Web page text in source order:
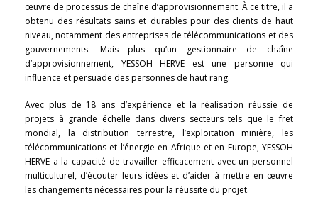
œuvre de processus de chaîne d’approvisionnement. À ce titre, il a
obtenu des résultats sains et durables pour des clients de haut
niveau, notamment des entreprises de télécommunications et des
gouvernements. Mais plus qu’un gestionnaire de chaîne
d’approvisionnement, YESSOH HERVE est une personne qui
influence et persuade des personnes de haut rang.
Avec plus de 18 ans d’expérience et la réalisation réussie de
projets à grande échelle dans divers secteurs tels que le fret
mondial, la distribution terrestre, l’exploitation minière, les
télécommunications et l’énergie en Afrique et en Europe, YESSOH
HERVE a la capacité de travailler efficacement avec un personnel
multiculturel, d’écouter leurs idées et d’aider à mettre en œuvre
les changements nécessaires pour la réussite du projet.